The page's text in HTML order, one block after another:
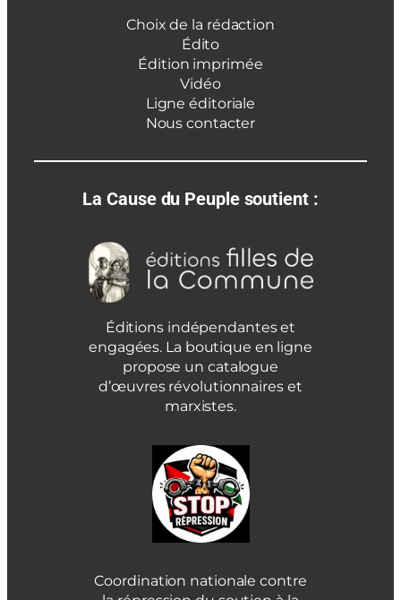
Choix de la rédaction
Édito
Édition imprimée
Vidéo
Ligne éditoriale
Nous contacter
La Cause du Peuple soutient :
Éditions indépendantes et
engagées. La boutique en ligne
propose un catalogue
d’œuvres révolutionnaires et
marxistes.
Coordination nationale contre